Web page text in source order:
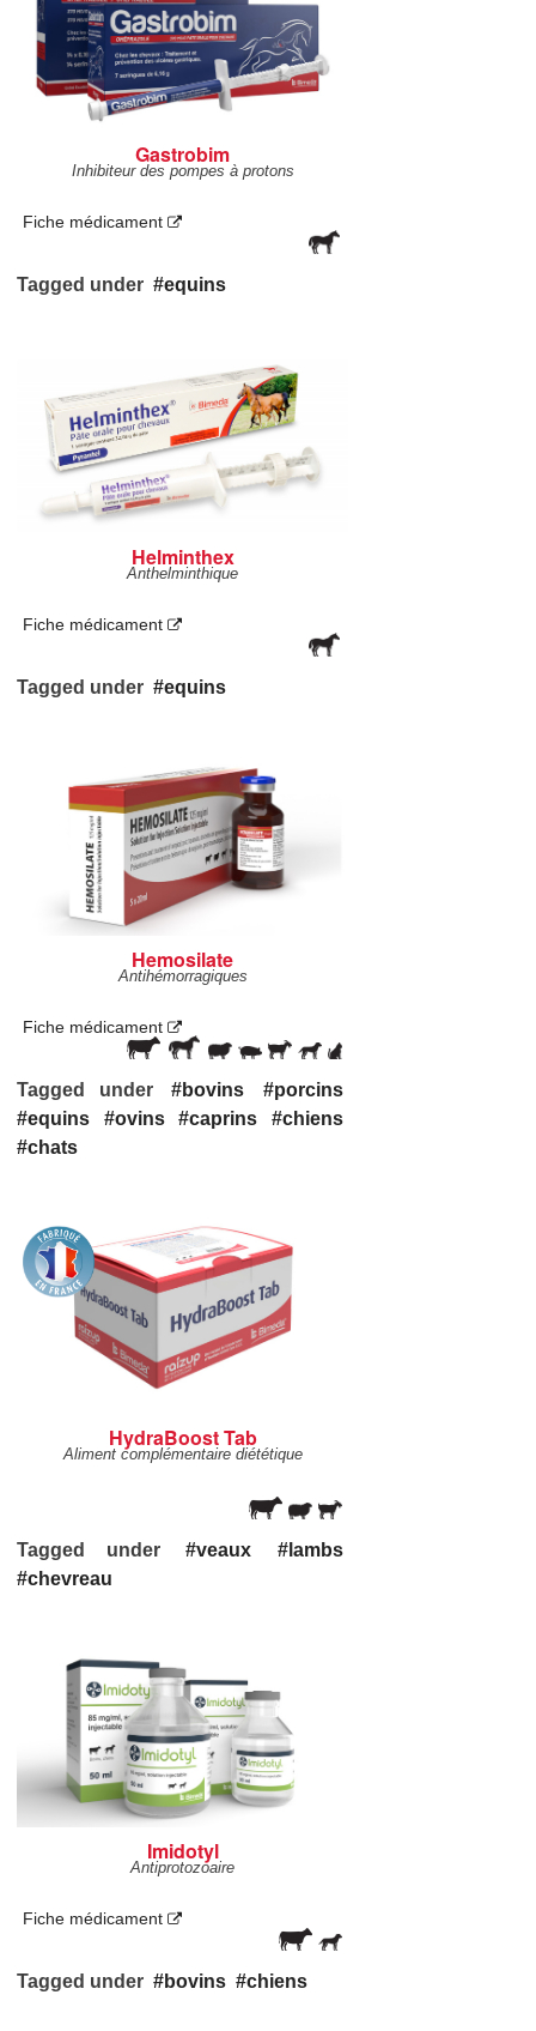
Gastrobim
Inhibiteur des pompes à protons
Fiche médicament
Tagged under equins
Helminthex
Anthelminthique
Fiche médicament
Tagged under equins
Hemosilate
Antihémorragiques
Fiche médicament
Tagged under bovins
porcins
equins
ovins caprins
chiens
chats
HydraBoost Tab
Aliment complémentaire diététique
Tagged under veaux
lambs
chevreau
Imidotyl
Antiprotozoaire
Fiche médicament
Tagged under bovins chiens